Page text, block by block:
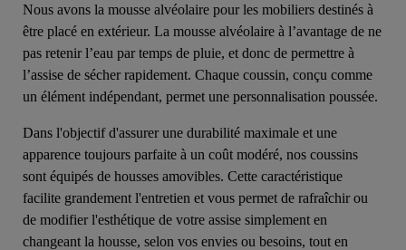
Nous avons la mousse alvéolaire pour les mobiliers destinés à
être placé en extérieur. La mousse alvéolaire à l’avantage de ne
pas retenir l’eau par temps de pluie, et donc de permettre à
l’assise de sécher rapidement. Chaque coussin, conçu comme
un élément indépendant, permet une personnalisation poussée.
Dans l'objectif d'assurer une durabilité maximale et une
apparence toujours parfaite à un coût modéré, nos coussins
sont équipés de housses amovibles. Cette caractéristique
facilite grandement l'entretien et vous permet de rafraîchir ou
de modifier l'esthétique de votre assise simplement en
changeant la housse, selon vos envies ou besoins, tout en